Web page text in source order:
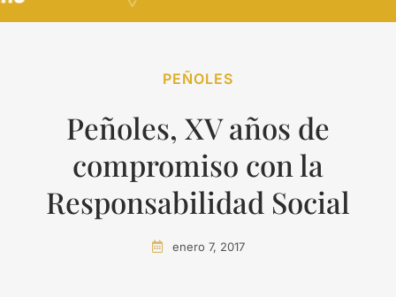
PEÑOLES
Peñoles, XV años de
compromiso con la
Responsabilidad Social
enero 7, 2017